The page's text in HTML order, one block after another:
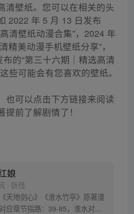
清壁纸。您可以在相关的头
2022 年 5 月 13 日发布
清壁纸动漫合集”，2024 年
精美动漫手机壁纸分享”，
的“第三十六期｜精选高清
些可能会有您喜欢的壁纸。
也可以点击下方链接来阅读
提前了解剧情了！
娘
· 妖怪
《天地剑心》《淮水竹亭》原著漫
应章节指路：39-85，淮水对应